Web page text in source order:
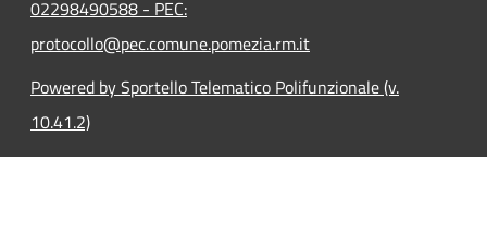
02298490588 - PEC:
protocollo@pec.comune.pomezia.rm.it
Powered by Sportello Telematico Polifunzionale (v.
10.41.2)